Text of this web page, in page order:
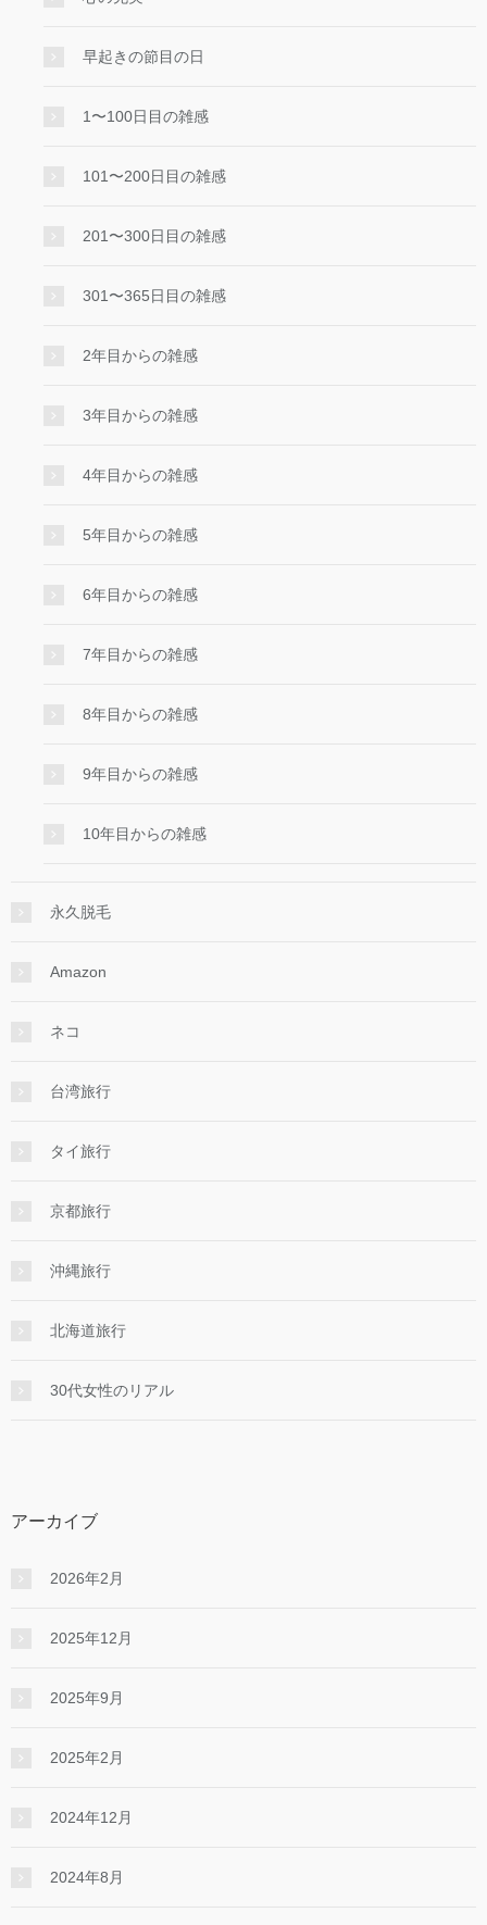
早起きの節目の日
1〜100日目の雑感
101〜200日目の雑感
201〜300日目の雑感
301〜365日目の雑感
2年目からの雑感
3年目からの雑感
4年目からの雑感
5年目からの雑感
6年目からの雑感
7年目からの雑感
8年目からの雑感
9年目からの雑感
10年目からの雑感
永久脱毛
Amazon
ネコ
台湾旅行
タイ旅行
京都旅行
沖縄旅行
北海道旅行
30代女性のリアル
アーカイブ
2026年2月
2025年12月
2025年9月
2025年2月
2024年12月
2024年8月